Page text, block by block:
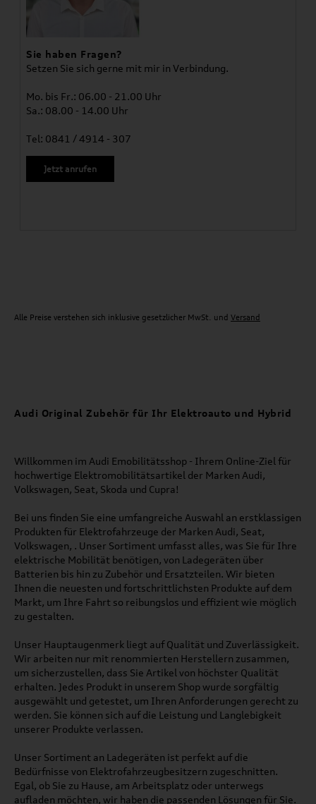
Sie haben Fragen?
Setzen Sie sich gerne mit mir in Verbindung.
Mo. bis Fr.: 06.00 - 21.00 Uhr
Sa.: 08.00 - 14.00 Uhr
Tel: 0841 / 4914 - 307
Jetzt anrufen
Alle Preise verstehen sich inklusive gesetzlicher MwSt. und Versand
Audi Original Zubehör für Ihr Elektroauto und Hybrid
Willkommen im Audi Emobilitätsshop - Ihrem Online-Ziel für
hochwertige Elektromobilitätsartikel der Marken Audi,
Volkswagen, Seat, Skoda und Cupra!
Bei uns finden Sie eine umfangreiche Auswahl an erstklassigen
Produkten für Elektrofahrzeuge der Marken Audi, Seat,
Volkswagen, . Unser Sortiment umfasst alles, was Sie für Ihre
elektrische Mobilität benötigen, von Ladegeräten über
Batterien bis hin zu Zubehör und Ersatzteilen. Wir bieten
Ihnen die neuesten und fortschrittlichsten Produkte auf dem
Markt, um Ihre Fahrt so reibungslos und effizient wie möglich
zu gestalten.
Unser Hauptaugenmerk liegt auf Qualität und Zuverlässigkeit.
Wir arbeiten nur mit renommierten Herstellern zusammen,
um sicherzustellen, dass Sie Artikel von höchster Qualität
erhalten. Jedes Produkt in unserem Shop wurde sorgfältig
ausgewählt und getestet, um Ihren Anforderungen gerecht zu
werden. Sie können sich auf die Leistung und Langlebigkeit
unserer Produkte verlassen.
Unser Sortiment an Ladegeräten ist perfekt auf die
Bedürfnisse von Elektrofahrzeugbesitzern zugeschnitten.
Egal, ob Sie zu Hause, am Arbeitsplatz oder unterwegs
aufladen möchten, wir haben die passenden Lösungen für Sie.